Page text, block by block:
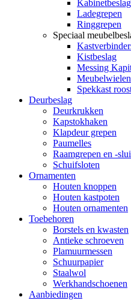
Kabinetbeslag
Ladegrepen
Ringgrepen
Speciaal
Kistbeslag
Messing
Meubelwielen
Spekkast
Deurbeslag
Deurkrukken
Kapstokhaken
Klapdeur grepen
Paumelles
Raamgrepen en -
Schuifsloten
Ornamenten
Houten knoppen
Houten kastpoten
Houten ornamenten
Toebehoren
Borstels en kwasten
Antieke schroeven
Plamuurmessen
Schuurpapier
Staalwol
Werkhandschoenen
Aanbiedingen